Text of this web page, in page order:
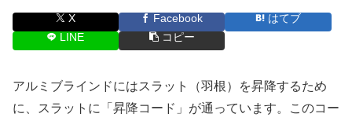
X Facebook
はてブ
LINE
コピー
アルミブラインドにはスラット（羽根）を昇降するため
に、スラットに「昇降コード」が通っています。このコー